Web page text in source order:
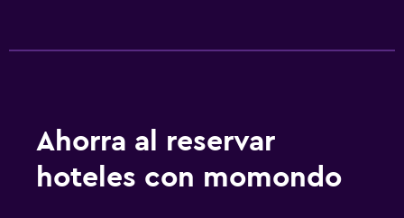
Salud y seguridad
Ahorra al reservar
hoteles con momondo